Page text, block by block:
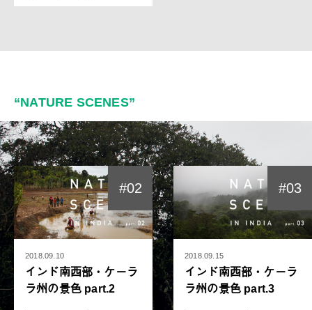
“NATURE SCENES”
#02
2018.09.10
インド南西部・ケーラ
ラ州の景色 part.2
#03
2018.09.15
インド南西部・ケーラ
ラ州の景色 part.3